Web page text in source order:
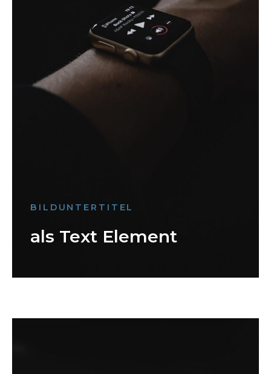
BILDUNTERTITEL
als Text Element